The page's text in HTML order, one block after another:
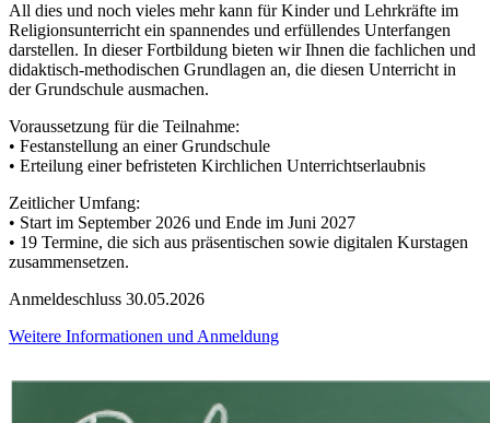
All dies und noch vieles mehr kann für Kinder und Lehrkräfte im
Religionsunterricht ein spannendes und erfüllendes Unterfangen
darstellen. In dieser Fortbildung bieten wir Ihnen die fachlichen und
didaktisch-methodischen Grundlagen an, die diesen Unterricht in
der Grundschule ausmachen.
Voraussetzung für die Teilnahme:
• Festanstellung an einer Grundschule
• Erteilung einer befristeten Kirchlichen Unterrichtserlaubnis
Zeitlicher Umfang:
• Start im September 2026 und Ende im Juni 2027
• 19 Termine, die sich aus präsentischen sowie digitalen Kurstagen
zusammensetzen.
Anmeldeschluss 30.05.2026
Weitere Informationen und Anmeldung